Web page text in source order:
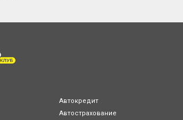
Автокредит
Автострахование